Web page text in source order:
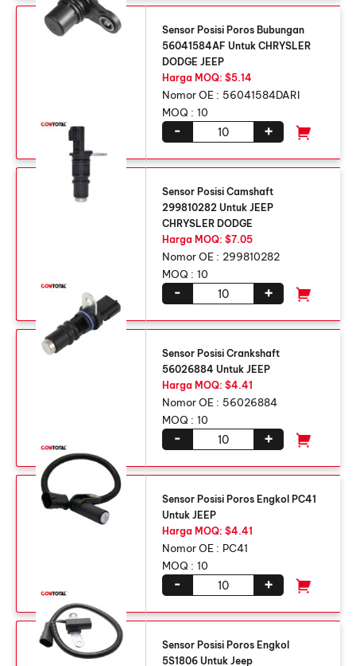
Sensor Posisi Poros Bubungan
56041584AF Untuk CHRYSLER
DODGE JEEP
Harga MOQ: $5.14
Nomor OE : 56041584DARI
MOQ : 10
+
-
Sensor Posisi Camshaft
299810282 Untuk JEEP
CHRYSLER DODGE
Harga MOQ: $7.05
Nomor OE : 299810282
MOQ : 10
+
-
Sensor Posisi Crankshaft
56026884 Untuk JEEP
Harga MOQ: $4.41
Nomor OE : 56026884
MOQ : 10
+
-
Sensor Posisi Poros Engkol PC41
Untuk JEEP
Harga MOQ: $4.41
Nomor OE : PC41
MOQ : 10
+
-
Sensor Posisi Poros Engkol
5S1806 Untuk Jeep